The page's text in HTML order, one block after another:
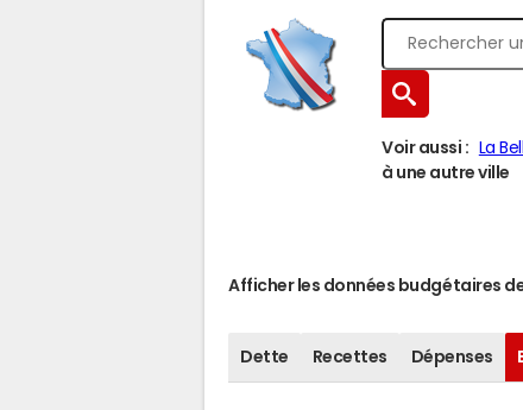
Voir aussi : La
à une autre ville
Afficher les données budgétaires
Dette Recettes Dépenses